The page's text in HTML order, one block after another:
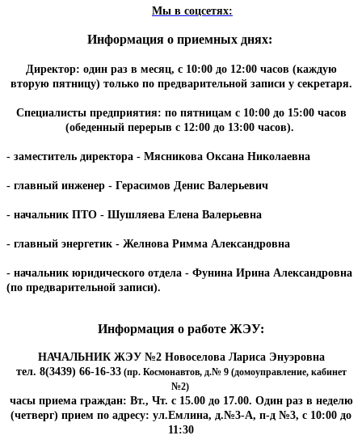
Мы в соцсетях:
Информация о приемных днях:
Директор: один раз в месяц, с 10:00 до 12:00 часов (каждую
вторую пятницу) только по предварительной записи у секретаря.
Специалисты предприятия: по пятницам с 10:00 до 15:00 часов
(обеденный перерыв с 12:00 до 13:00 часов).
- заместитель директора - Мясникова Оксана Николаевна
- главный инженер - Герасимов Денис Валерьевич
- начальник ПТО - Шушляева Елена Валерьевна
- главный энергетик - Желнова Римма Александровна
- начальник юридического отдела - Фунина Ирина Александровна
(по предварительной записи).
Информация о работе ЖЭУ:
НАЧАЛЬНИК ЖЭУ №2 Новоселова Лариса Энуэровна
тел. 8(3439) 66-16-33(пр. Космонавтов, д.№ 9 (домоуправление, кабинет
№2)
часы приема граждан: Вт., Чт. с 15.00 до 17.00. Один раз в неделю
(четверг) прием по адресу: ул.Емлина, д.№3-А, п-д №3, с 10:00 до
11:30